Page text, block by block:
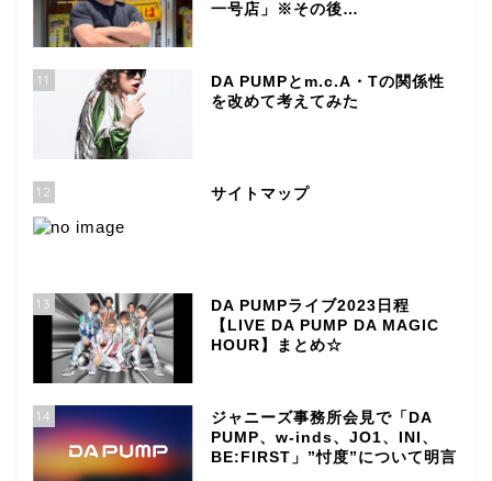
一号店」※その後…
11
DA PUMPとm.c.A・Tの関係性
を改めて考えてみた
12 サイトマップ
13
DA PUMPライブ2023日程
【LIVE DA PUMP DA MAGIC
HOUR】まとめ☆
14
ジャニーズ事務所会見で「DA
PUMP、w-inds、JO1、INI、
BE:FIRST」”忖度”について明言